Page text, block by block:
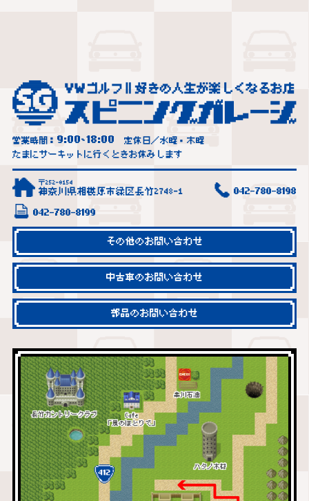
営業時間： 9:00~18:00
定休日／水曜・木曜
たまにサーキットに行くときお休みします
〒252-0154
神奈川県相模原市緑区長竹2748-1 042-780-8198
042-780-8199
その他のお問い合わせ
中古車のお問い合わせ
部品のお問い合わせ